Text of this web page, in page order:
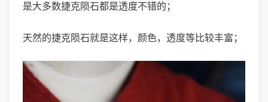
是大多数捷克陨石都是透度不错的；
天然的捷克陨石就是这样，颜色，透度等比较丰富；